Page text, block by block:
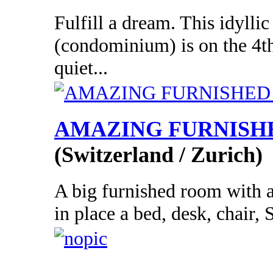
Fulfill a dream. This idyllic
(condominium) is on the
quiet...
AMAZING
(Switzerland / Zurich)
A big furnished room with
in place a bed, desk, chair,